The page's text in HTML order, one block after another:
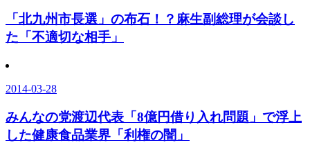
「北九州市長選」の布石！？麻生副総理が会談し
た「不適切な相手」
2014-03-28
みんなの党渡辺代表「8億円借り入れ問題」で浮上
した健康食品業界「利権の闇」